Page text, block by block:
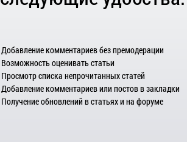
Добавление комментариев без премодерации
Возможность оценивать статьи
Просмотр списка непрочитанных статей
Добавление комментариев или постов в закладки
Получение обновлений в статьях и на форуме